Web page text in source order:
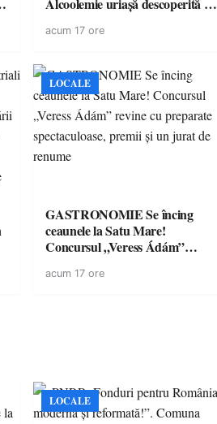
acum 17 ore
LOCALE
GASTRONOMIE Se încing
ceaunele la Satu Mare!
Concursul „Veress Ádám”
spectaculoase, premii și un jurat
acum 17 ore
LOCALE